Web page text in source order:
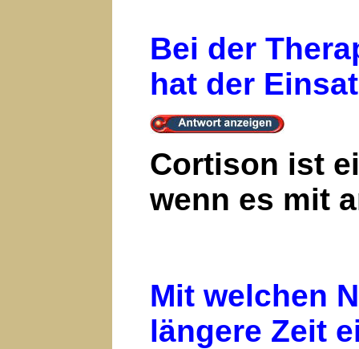
Bei der
hat der
Cortison ist
wenn es mit
Mit welchen
längere Zeit